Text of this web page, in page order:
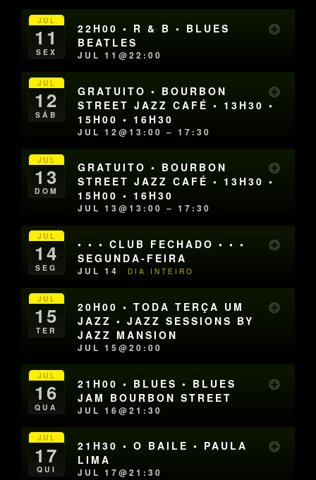
JUL
11
SEX
22H00 • R & B • BLUES
BEATLES
JUL 11@22:00
JUL
12
SÁB
GRATUITO • BOURBON
STREET JAZZ CAFÉ • 13H30 •
15H00 • 16H30
JUL 12@13:00 – 17:30
JUL
13
DOM
GRATUITO • BOURBON
STREET JAZZ CAFÉ • 13H30 •
15H00 • 16H30
JUL 13@13:00 – 17:30
JUL
14
SEG
• • • CLUB FECHADO • • •
SEGUNDA-FEIRA
JUL 14 DIA INTEIRO
JUL
15
TER
20H00 • TODA TERÇA UM
JAZZ • JAZZ SESSIONS BY
JAZZ MANSION
JUL 15@20:00
JUL
16
QUA
21H00 • BLUES • BLUES
JAM BOURBON STREET
JUL 16@21:30
JUL
17
QUI
21H30 • O BAILE • PAULA
LIMA
JUL 17@21:30